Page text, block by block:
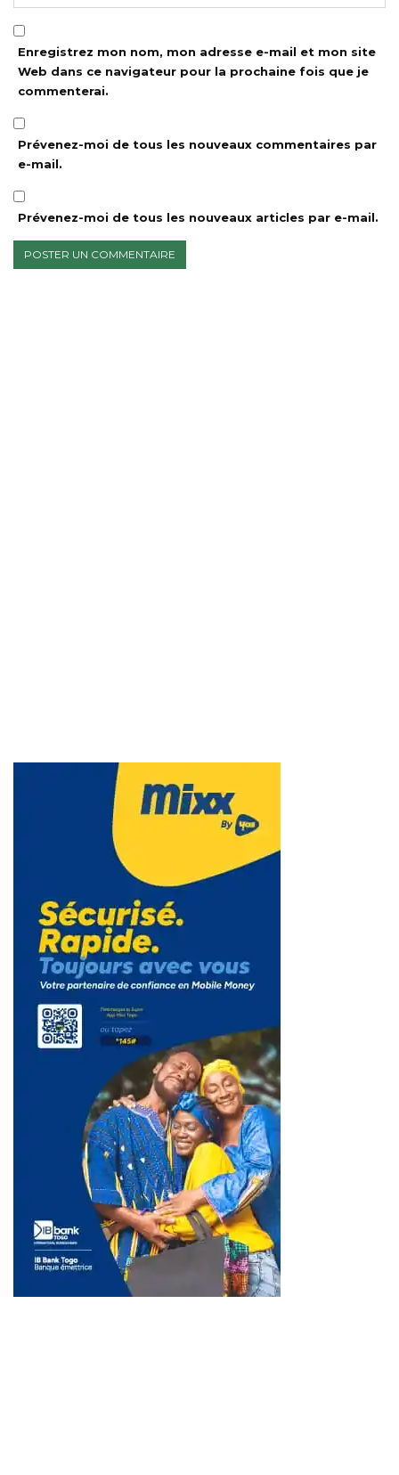
Enregistrez mon nom, mon adresse e-mail et mon site
Web dans ce navigateur pour la prochaine fois que je
commenterai.
Prévenez-moi de tous les nouveaux commentaires par
e-mail.
Prévenez-moi de tous les nouveaux articles par e-mail.